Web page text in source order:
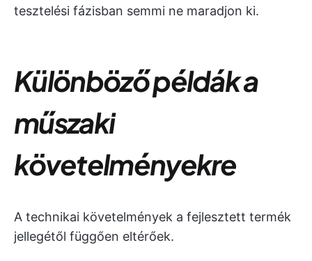
tesztelési fázisban semmi ne maradjon ki.
Különböző példák a
műszaki
követelményekre
A technikai követelmények a fejlesztett termék
jellegétől függően eltérőek.